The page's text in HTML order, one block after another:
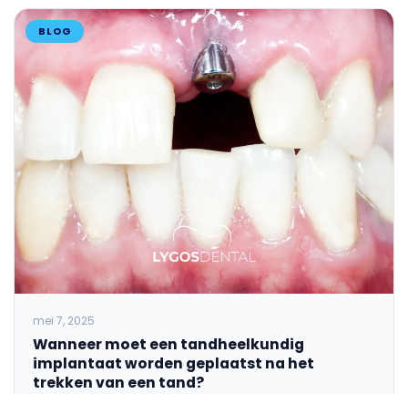
BLOG
mei 7, 2025
Wanneer moet een tandheelkundig
implantaat worden geplaatst na het
trekken van een tand?